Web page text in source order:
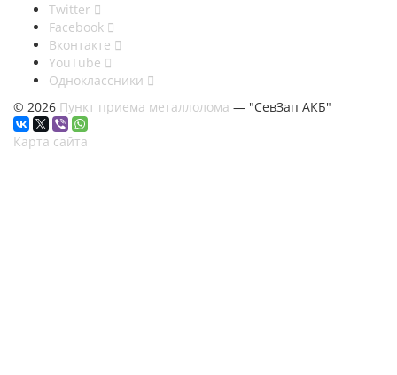
Twitter
Facebook
Вконтакте
YouTube
Одноклассники
© 2026 Пункт приема металлолома — "СевЗап АКБ"
Карта сайта